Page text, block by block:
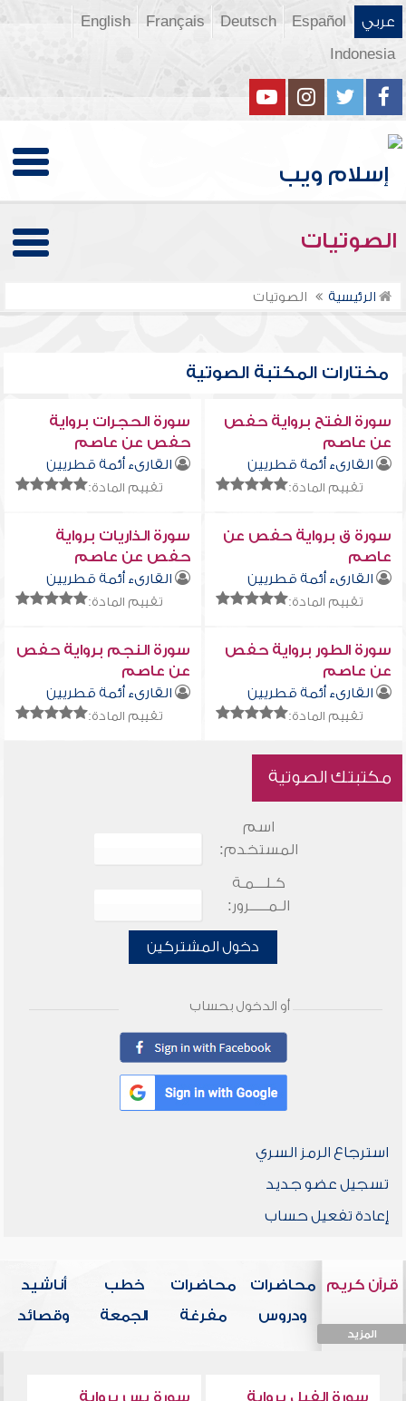
عربي Español
Deutsch
Français
English
Indonesia
الصوتيات
الرئيسية الصوتيات
مختارات المكتبة الصوتية
سورة الفتح برواية حفص
عن عاصم
القارىء أئمة قطريين
تقييم المادة:
سورة الحجرات برواية
حفص عن عاصم
القارىء أئمة قطريين
تقييم المادة:
سورة ق برواية حفص عن
عاصم
القارىء أئمة قطريين
تقييم المادة:
سورة الذاريات برواية
حفص عن عاصم
القارىء أئمة قطريين
تقييم المادة:
سورة الطور برواية حفص
عن عاصم
القارىء أئمة قطريين
تقييم المادة:
سورة النجم برواية حفص
عن عاصم
القارىء أئمة قطريين
تقييم المادة:
مكتبتك الصوتية
اسم
المستخدم:
كـلـــمـة
الـمـــــرور:
دخول المشتركين
أو الدخول بحساب
استرجاع الرمز السري
تسجيل عضو جديد
إعادة تفعيل حساب
قرآن كريم
المزيد
محاضرات
ودروس
محاضرات
مفرغة
خطب
الجمعة
أناشيد
وقصائد
سورة الفيل برواية
سورة يس برواية